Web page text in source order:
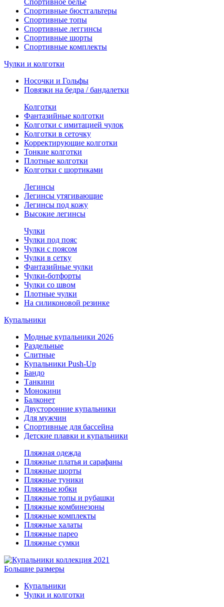
Спортивное белье
Спортивные бюстгальтеры
Спортивные топы
Спортивные леггинсы
Спортивные шорты
Спортивные комплекты
Чулки и колготки
Носочки и Гольфы
Повязки на бедра / бандалетки
Колготки
Фантазийные колготки
Колготки с имитацией чулок
Колготки в сеточку
Корректирующие колготки
Тонкие колготки
Плотные колготки
Колготки с шортиками
Легинсы
Легинсы утягивающие
Легинсы под кожу
Высокие легинсы
Чулки
Чулки под пояс
Чулки с поясом
Чулки в сетку
Фантазийные чулки
Чулки-ботфорты
Чулки со швом
Плотные чулки
На силиконовой резинке
Купальники
Модные купальники 2026
Раздельные
Слитные
Купальники Push-Up
Бандо
Танкини
Монокини
Балконет
Двусторонние купальники
Для мужчин
Спортивные для бассейна
Детские плавки и купальники
Пляжная одежда
Пляжные платья и сарафаны
Пляжные шорты
Пляжные туники
Пляжные юбки
Пляжные топы и рубашки
Пляжные комбинезоны
Пляжные комплекты
Пляжные халаты
Пляжные парео
Пляжные сумки
Большие размеры
Купальники
Чулки и колготки